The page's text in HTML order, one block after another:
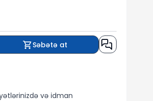
Səbətə at
və idman